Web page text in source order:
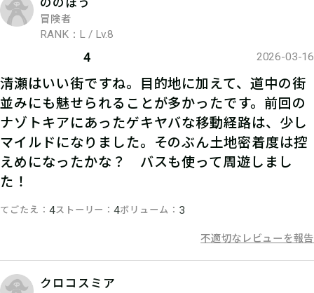
冒険者
RANK：L / Lv.8
4 2026-03-16
清瀬はいい街ですね。目的地に加えて、道中の街
並みにも魅せられることが多かったです。前回の
ナゾトキアにあったゲキヤバな移動経路は、少し
マイルドになりました。そのぶん土地密着度は控
えめになったかな？ バスも使って周遊しまし
た！
てごたえ 4ストーリー 4ボリューム 3
不適切なレビューを報告
クロコスミア